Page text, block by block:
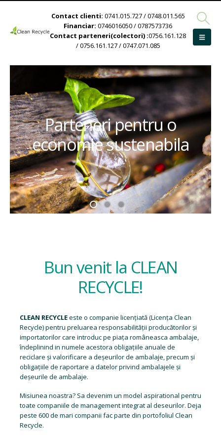
Contact clienti: 0741.015.727 / 0748.011.565
Financiar: 0746016050 / 0787573736
Contact parteneri(colectori) :0756.161.128
/ 0756.161.127 / 0747.071.085
Parteneri pentru o
economie sustenabila
Bun venit la CLEAN
RECYCLE!
CLEAN RECYCLEeste o companie licențiată (Licența Clean
Recycle) pentru preluarea responsabilității producătorilor și
importatorilor care introduc pe piața româneasca ambalaje,
îndeplinind in numele acestora obligațiile anuale de
reciclare și valorificare a deșeurilor de ambalaje, precum și
obligațiile de raportare a datelor privind ambalajele și
deșeurile de ambalaje.
Misiunea noastra? Sa devenim un model aspirational pentru
toate companiile de management integrat al deseurilor. Deja
peste 600 de mari companii fac parte din portofoliul Clean
Recycle.